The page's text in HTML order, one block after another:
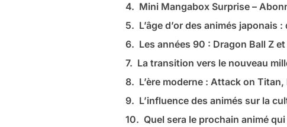
Mini Mangabox Surprise –
L’âge d’or des animés
Les années 90 : Dragon Ball Z
La transition vers le nouveau
L’ère moderne : Attack on
L’influence des animés sur la
Quel sera le prochain animé